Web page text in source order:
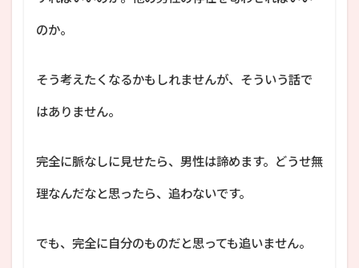
のか。
そう考えたくなるかもしれませんが、そういう話で
はありません。
完全に脈なしに見せたら、男性は諦めます。どうせ無
理なんだなと思ったら、追わないです。
でも、完全に自分のものだと思っても追いません。